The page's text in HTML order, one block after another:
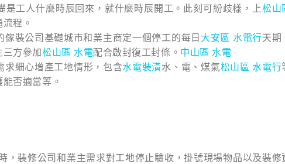
工人什麼時辰回來，就什麼時辰開工。此刻可紛歧樣，上松山
流程。
傢裝公司基礎城市和業主商定一個停工的每日 大安區 水電行天期
方參加松山區 水電配合啟封復工封條。 中山區 水電
求細心增產工地情形，包含水電裝潢水、電、煤氣松山區 水電行
否適當等。
，裝修公司和業主需求對工地停止驗收，掛號現場物品以及裝修